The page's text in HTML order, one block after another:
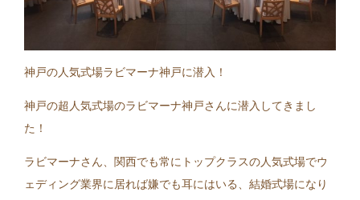
神戸の人気式場ラビマーナ神戸に潜入！
神戸の超人気式場のラビマーナ神戸さんに潜入してきまし
た！
ラビマーナさん、関西でも常にトップクラスの人気式場でウ
ェディング業界に居れば嫌でも耳にはいる、結婚式場になり